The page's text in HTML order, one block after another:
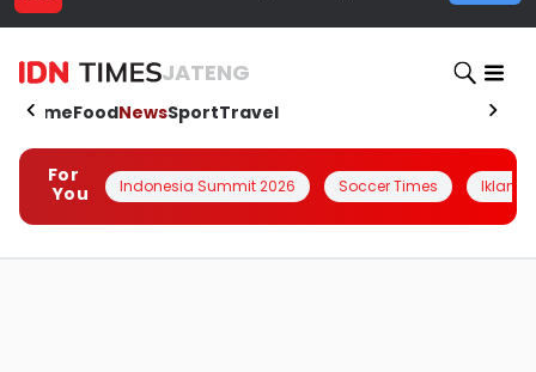
JATENG
HomeFoodNewsSportTravel
For
You
Indonesia Summit 2026 Soccer Times Iklanin